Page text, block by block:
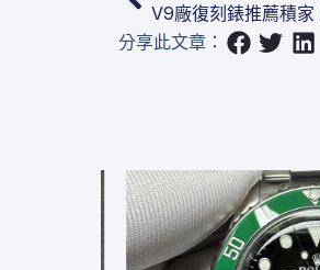
V9廠復刻錶推薦積
分享此文章：